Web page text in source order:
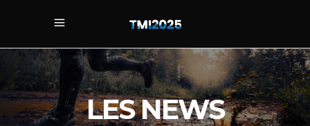
LES NEWS